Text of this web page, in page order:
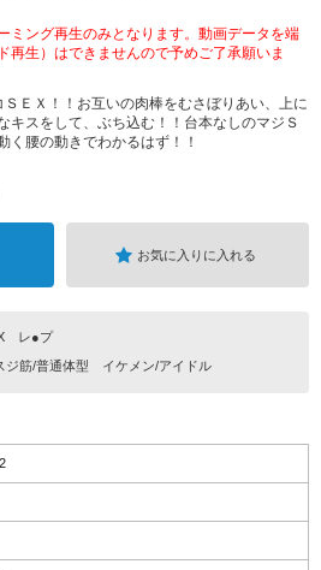
ミング再生のみとなります。動画データを端
再生）はできませんので予めご了承願いま
ＥＸ！！お互いの肉棒をむさぼりあい、上に
キスをして、ぶち込む！！台本なしのマジＳ
く腰の動きでわかるはず！！
お気に入りに入れる
レ●プ
ジ筋/普通体型 イケメン/アイドル